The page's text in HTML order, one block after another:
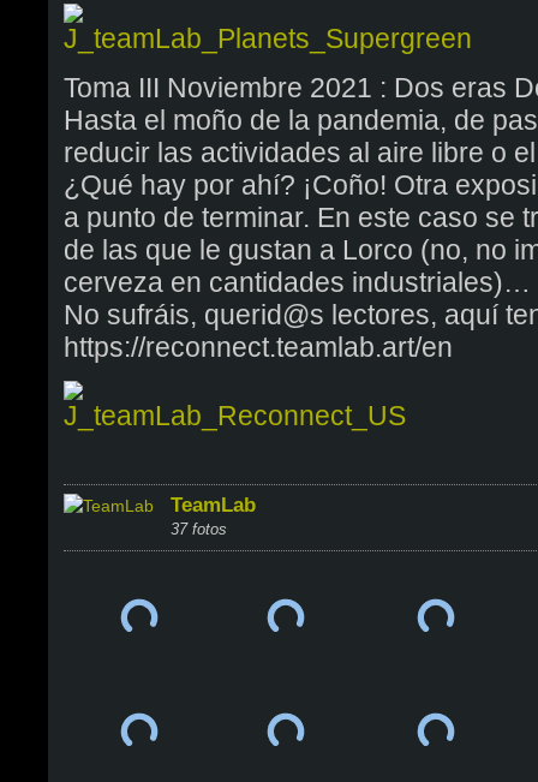
Toma III Noviembre 2021 : Dos eras
Hasta el moño de la pandemia, de
reducir las actividades al aire libre o
¿Qué hay por ahí? ¡Coño! Otra
a punto de terminar. En este caso se
de las que le gustan a Lorco (no, no
cerveza en cantidades industriales)…
No sufráis, querid@s lectores, aquí
https://reconnect.teamlab.art/en
TeamLab
37 fotos